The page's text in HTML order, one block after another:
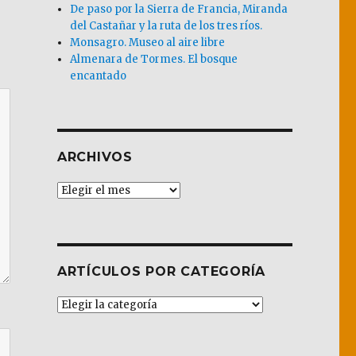
De paso por la Sierra de Francia, Miranda
del Castañar y la ruta de los tres ríos.
Monsagro. Museo al aire libre
Almenara de Tormes. El bosque
encantado
ARCHIVOS
Archivos
ARTÍCULOS POR CATEGORÍA
Artículos